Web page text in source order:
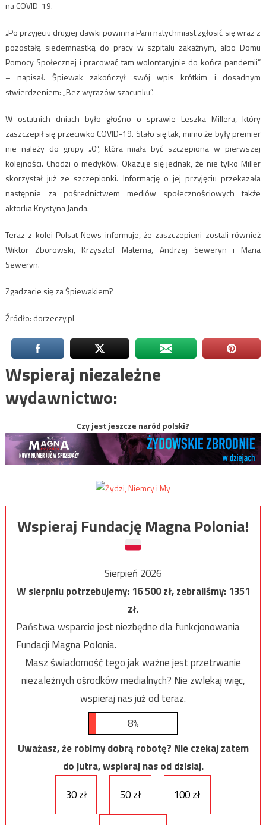
na COVID-19.
„Po przyjęciu drugiej dawki powinna Pani natychmiast zgłosić się wraz z
pozostałą siedemnastką do pracy w szpitalu zakaźnym, albo Domu
Pomocy Społecznej i pracować tam wolontaryjnie do końca pandemii”
– napisał. Śpiewak zakończył swój wpis krótkim i dosadnym
stwierdzeniem: „Bez wyrazów szacunku”.
W ostatnich dniach było głośno o sprawie Leszka Millera, który
zaszczepił się przeciwko COVID-19. Stało się tak, mimo że były premier
nie należy do grupy „0”, która miała być szczepiona w pierwszej
kolejności. Chodzi o medyków. Okazuje się jednak, że nie tylko Miller
skorzystał już ze szczepionki. Informację o jej przyjęciu przekazała
następnie za pośrednictwem mediów społecznościowych także
aktorka Krystyna Janda.
Teraz z kolei Polsat News informuje, że zaszczepieni zostali również
Wiktor Zborowski, Krzysztof Materna, Andrzej Seweryn i Maria
Seweryn.
Zgadzacie się za Śpiewakiem?
Źródło: dorzeczy.pl
Wspieraj niezależne
wydawnictwo:
Czy jest jeszcze naród polski?
Wspieraj Fundację Magna Polonia!
Sierpień 2026
W sierpniu potrzebujemy:16 500zł, zebraliśmy:1351
zł.
Państwa wsparcie jest niezbędne dla funkcjonowania
Fundacji Magna Polonia.
Masz świadomość tego jak ważne jest przetrwanie
niezależnych ośrodków medialnych? Nie zwlekaj więc,
wspieraj nas już od teraz.
8%
Uważasz, że robimy dobrą robotę? Nie czekaj zatem
do jutra, wspieraj nas od dzisiaj.
30 zł
50 zł 100 zł